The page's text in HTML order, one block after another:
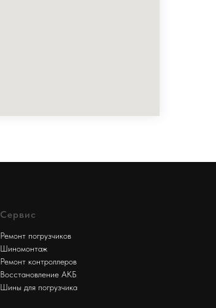
Сервис
Ремонт погрузчиков
Шиномонтаж
Ремонт контроллеров
Восстановление АКБ
Шины для погрузчика